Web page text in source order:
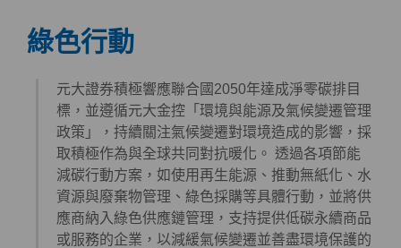
綠色行動
元大證券積極響應聯合國2050年達成淨零碳排目
標，並遵循元大金控「環境與能源及氣候變遷管理
政策」，持續關注氣候變遷對環境造成的影響，採
取積極作為與全球共同對抗暖化。 透過各項節能
減碳行動方案，如使用再生能源、推動無紙化、水
資源與廢棄物管理、綠色採購等具體行動，並將供
應商納入綠色供應鏈管理，支持提供低碳永續商品
或服務的企業，以減緩氣候變遷並善盡環境保護的